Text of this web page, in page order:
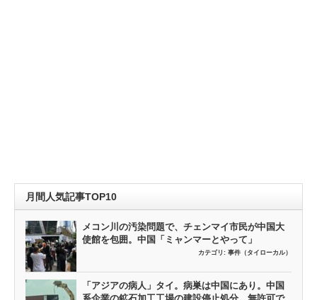
月間人気記事TOP10
メコン川の汚染問題で、チェンマイ市民が中国大
使館を包囲。中国「ミャンマーとやって」
カテゴリ: 事件（タイローカル）
「アジアの病人」タイ。病巣は中国にあり。中国